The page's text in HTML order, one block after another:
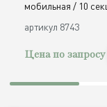
мобильная / 10
артикул 8743
Цена по запросу